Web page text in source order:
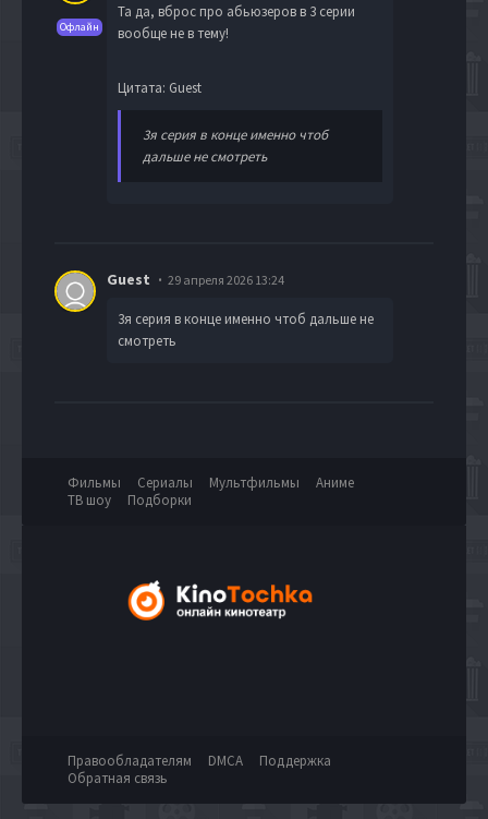
Офлайн
Та да, вброс про абьюзеров в 3 серии
вообще не в тему!
Цитата: Guest
3я серия в конце именно чтоб
дальше не смотреть
Guest 29 апреля 2026 13:24
3я серия в конце именно чтоб дальше не
смотреть
Фильмы Сериалы Мультфильмы
Аниме
ТВ шоу
Подборки
Правообладателям DMCA
Поддержка
Обратная связь